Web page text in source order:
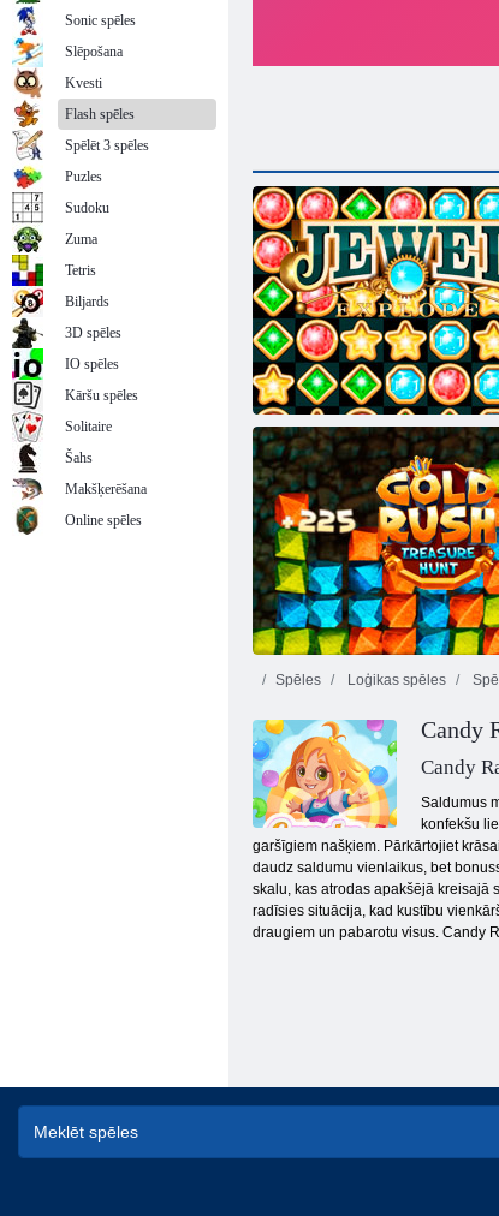
Jewel eksplodēt
Gold Rush dārgumu medības
Spēles Loģikas spēles
Candy
Candy
Saldumus
konfekšu
garšīgiem našķiem. Pārkārtojiet
daudz saldumu vienlaikus, bet
skalu, kas atrodas apakšējā kreisajā
radīsies situācija, kad kustību
draugiem un pabarotu visus. Candy
Sonic spēles
Slēpošana
Kvesti
Flash spēles
Spēlēt 3 spēles
Puzles
Sudoku
Zuma
Tetris
Biljards
3D spēles
IO spēles
Kāršu spēles
Solitaire
Šahs
Makšķerēšana
Online spēles